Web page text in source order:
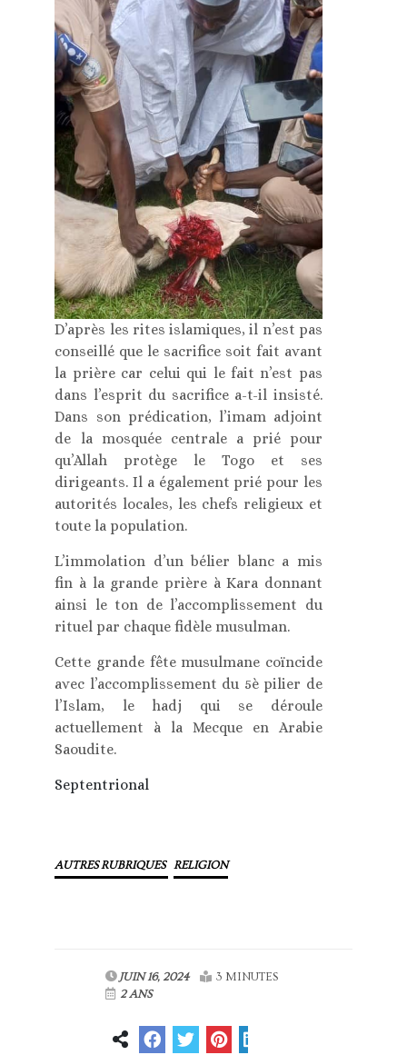
D’après les rites islamiques, il n’est pas
conseillé que le sacrifice soit fait avant
la prière car celui qui le fait n’est pas
dans l’esprit du sacrifice a-t-il insisté.
Dans son prédication, l’imam adjoint
de la mosquée centrale a prié pour
qu’Allah protège le Togo et ses
dirigeants. Il a également prié pour les
autorités locales, les chefs religieux et
toute la population.
L’immolation d’un bélier blanc a mis
fin à la grande prière à Kara donnant
ainsi le ton de l’accomplissement du
rituel par chaque fidèle musulman.
Cette grande fête musulmane coïncide
avec l’accomplissement du 5è pilier de
l’Islam, le hadj qui se déroule
actuellement à la Mecque en Arabie
Saoudite.
Septentrional
AUTRES RUBRIQUES RELIGION
JUIN 16, 2024
3 MINUTES
2 ANS